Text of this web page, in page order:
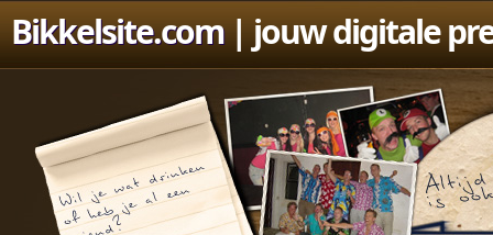
Bikkelsite.com| jouw digitale